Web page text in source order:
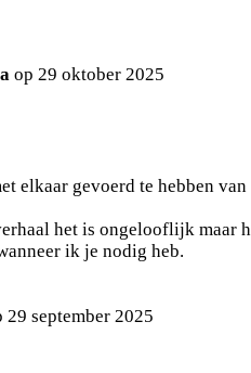
op 29 oktober 2025
elkaar gevoerd te hebben
het is ongelooflijk maar
ik je nodig heb.
29 september 2025